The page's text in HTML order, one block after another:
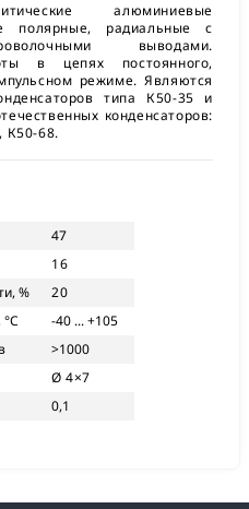
алюминиевые
полярные, радиальные с
выводами.
в цепях постоянного,
режиме. Являются
типа К50-35 и
конденсаторов:
К50-68.
47
16
%
20
-40 ... +105
>1000
Ø 4×7
0,1